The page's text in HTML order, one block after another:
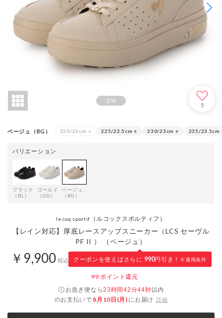
1/6
5
ベージュ（BG） 220/22cm × 225/22.5cm ○ 230/23cm ○ 235/23.5cm
バリエーション
ブラック
（BL）
ゴールド
（GD）
ベージュ
（BG）
le coq sportif （ルコックスポルティフ）
【レイン対応】厚底レースアップスニーカー（LCS セーヴル
PF II ） （ベージュ）
￥9,900 税込 クーポンを使えばさらに 990円引き！ ※適用条件
99 ポイント還元
お急ぎ便なら23時間42分44秒以内
のお支払いで 8月10日(月) にお届け 詳細